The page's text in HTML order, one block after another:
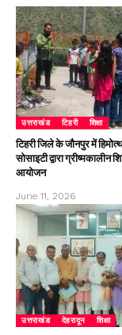
उत्तराखंड टिहरी शिक्षा
टिहरी जिले के जौनपुर में
सोसाइटी द्वारा ग्रीष्मकालीन
आयोजन
June 11, 2026
उत्तराखंड देहरादून शिक्षा